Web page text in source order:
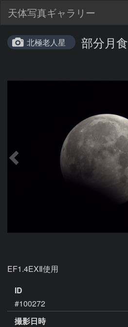
天体写真ギャラリー
北極老人星 部分月食
EF1.4EXⅡ使用
ID
#100272
撮影日時